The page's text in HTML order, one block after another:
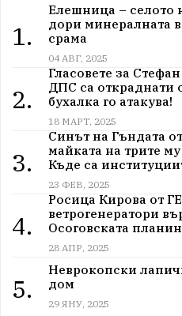
1.
Елешница – селото
дори минералната
срама
04 АВГ, 2025
2.
Гласовете за
ДПС са откраднати
бухалка го атакува!
18 МАРТ, 2025
3.
Синът на Гъндата
майката на трите
Къде са
23 ФЕВ, 2025
4.
Росица Кирова от
ветрогенератори
Осоговската
28 АПР, 2025
5.
Неврокопски
дом
29 ЯНУ, 2025